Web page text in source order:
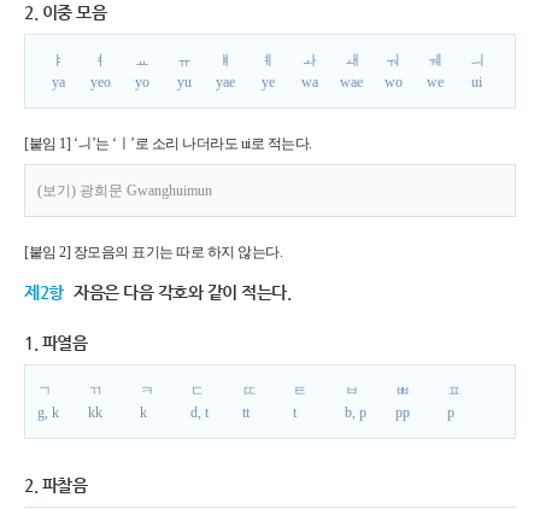
2. 이중 모음
ㅑ
ya
ㅕ
yeo
ㅛ
yo
ㅠ
yu
ㅒ
yae
ㅖ
ye
ㅘ
wa
ㅙ
wae
ㅝ
wo
ㅞ
we
ㅢ
ui
[붙임 1] ‘ㅢ’는 ‘ㅣ’로 소리 나더라도 ui로 적는다.
(보기) 광희문 Gwanghuimun
[붙임 2] 장모음의 표기는 따로 하지 않는다.
제2항 자음은 다음 각호와 같이 적는다.
1. 파열음
ㄱ
g, k
ㄲ
kk
ㅋ
k
ㄷ
d, t
ㄸ
tt
ㅌ
t
ㅂ
b, p
ㅃ
pp
ㅍ
p
2. 파찰음